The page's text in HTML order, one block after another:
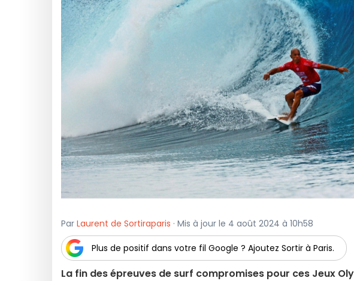
Par Laurent de Sortiraparis · Mis à jour le 4 août 2024 à 10h58
Plus de positif dans votre fil Google ? Ajoutez Sortir à Paris.
La fin des épreuves de surf compromises pour ces Jeux